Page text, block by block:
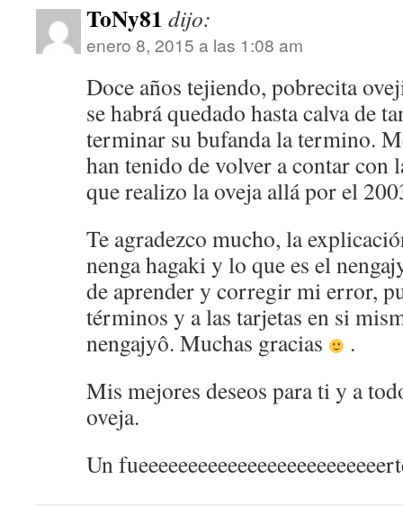
ToNy81 dijo:
enero 8, 2015 a las 1:08 am
Doce años tejiendo, pobrecita
se habrá quedado hasta calva de
terminar su bufanda la termino.
han tenido de volver a contar con
que realizo la oveja allá por el
Te agradezco mucho, la
nenga hagaki y lo que es el
de aprender y corregir mi error,
términos y a las tarjetas en si
nengajyô. Muchas gracias
.
Mis mejores deseos para ti y a
oveja.
Un